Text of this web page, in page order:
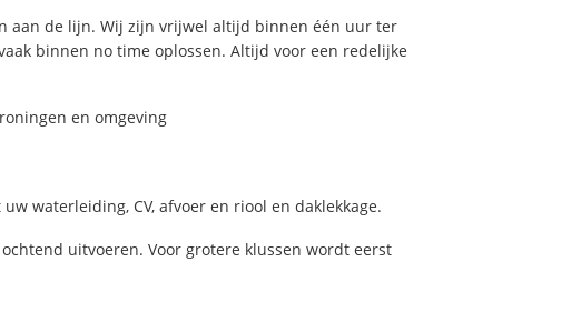
aan de lijn. Wij zijn vrijwel altijd binnen één uur ter
binnen no time oplossen. Altijd voor een redelijke
en omgeving
waterleiding, CV, afvoer en riool en daklekkage.
uitvoeren. Voor grotere klussen wordt eerst